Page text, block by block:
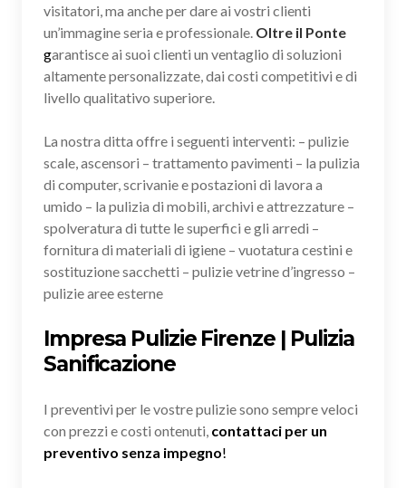
visitatori, ma anche per dare ai vostri clienti
un’immagine seria e professionale. Oltre il Ponte
garantisce ai suoi clienti un ventaglio di soluzioni
altamente personalizzate, dai costi competitivi e di
livello qualitativo superiore.
La nostra ditta offre i seguenti interventi: – pulizie
scale, ascensori – trattamento pavimenti – la pulizia
di computer, scrivanie e postazioni di lavora a
umido – la pulizia di mobili, archivi e attrezzature –
spolveratura di tutte le superfici e gli arredi –
fornitura di materiali di igiene – vuotatura cestini e
sostituzione sacchetti – pulizie vetrine d’ingresso –
pulizie aree esterne
Impresa Pulizie Firenze | Pulizia
Sanificazione
I preventivi per le vostre pulizie sono sempre veloci
con prezzi e costi ontenuti, contattaci per un
preventivo senza impegno!